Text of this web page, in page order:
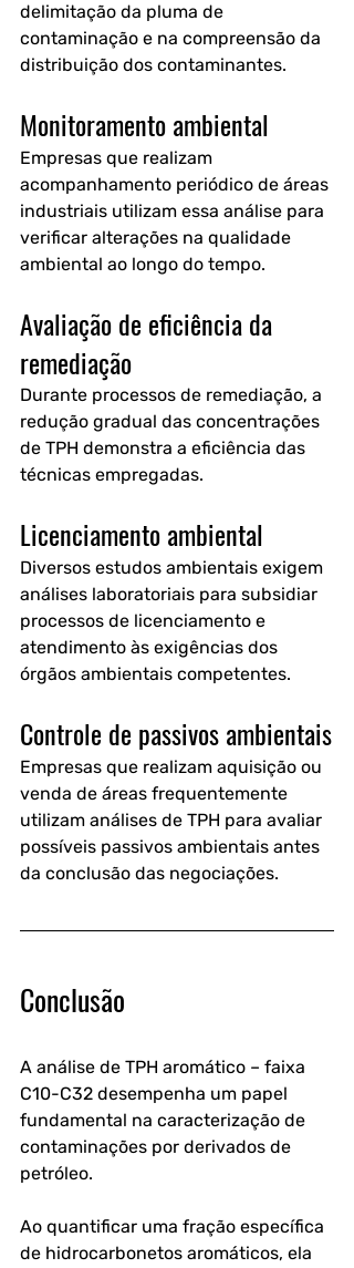
delimitação da pluma de
contaminação e na compreensão da
distribuição dos contaminantes.
Monitoramento ambiental
Empresas que realizam
acompanhamento periódico de áreas
industriais utilizam essa análise para
verificar alterações na qualidade
ambiental ao longo do tempo.
Avaliação de eficiência da
remediação
Durante processos de remediação, a
redução gradual das concentrações
de TPH demonstra a eficiência das
técnicas empregadas.
Licenciamento ambiental
Diversos estudos ambientais exigem
análises laboratoriais para subsidiar
processos de licenciamento e
atendimento às exigências dos
órgãos ambientais competentes.
Controle de passivos ambientais
Empresas que realizam aquisição ou
venda de áreas frequentemente
utilizam análises de TPH para avaliar
possíveis passivos ambientais antes
da conclusão das negociações.
Conclusão
A análise de TPH aromático – faixa
C10-C32 desempenha um papel
fundamental na caracterização de
contaminações por derivados de
petróleo.
Ao quantificar uma fração específica
de hidrocarbonetos aromáticos, ela